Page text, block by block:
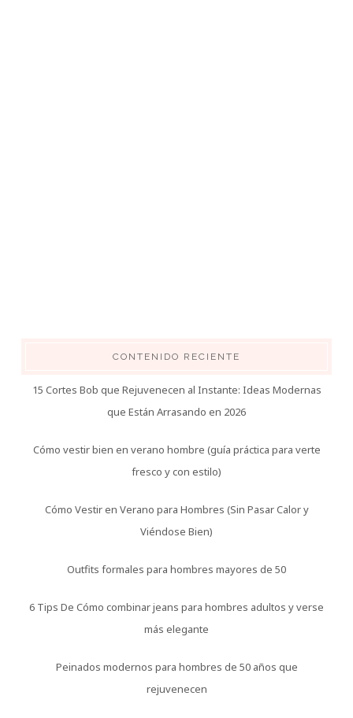
CONTENIDO RECIENTE
15 Cortes Bob que Rejuvenecen al Instante: Ideas Modernas
que Están Arrasando en 2026
Cómo vestir bien en verano hombre (guía práctica para verte
fresco y con estilo)
Cómo Vestir en Verano para Hombres (Sin Pasar Calor y
Viéndose Bien)
Outfits formales para hombres mayores de 50
6 Tips De Cómo combinar jeans para hombres adultos y verse
más elegante
Peinados modernos para hombres de 50 años que
rejuvenecen